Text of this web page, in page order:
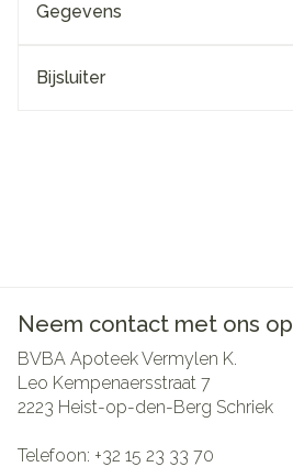
Gegevens
Bijsluiter
Neem contact met ons op
BVBA Apoteek Vermylen K.
Leo Kempenaersstraat 7
2223 Heist-op-den-Berg Schriek
Telefoon: +32 15 23 33 70